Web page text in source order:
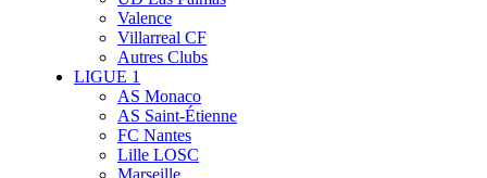
Valence
Villarreal CF
Autres Clubs
LIGUE 1
AS Monaco
AS Saint-Étienne
FC Nantes
Lille LOSC
Marseille